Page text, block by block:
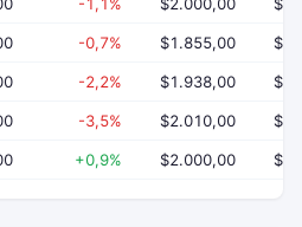
-0,7% $1.855,00
-2,2% $1.938,00
-3,5% $2.010,00
+0,9% $2.000,00